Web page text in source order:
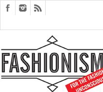
EDITORIALS
COUPLES
THERAPY
SARTORIAGRAM